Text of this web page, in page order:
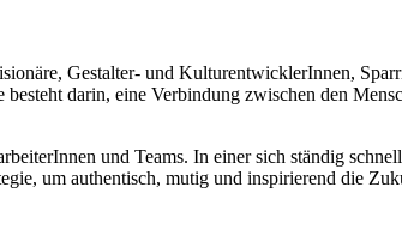
Gestalter- und KulturentwicklerInnen,
darin, eine Verbindung zwischen den
und Teams. In einer sich ständig
um authentisch, mutig und inspirierend die